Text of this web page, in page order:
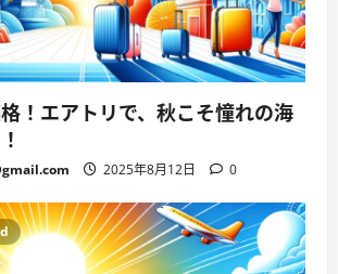
！エアトリで、秋こそ憧れの海
2025年8月12日 0